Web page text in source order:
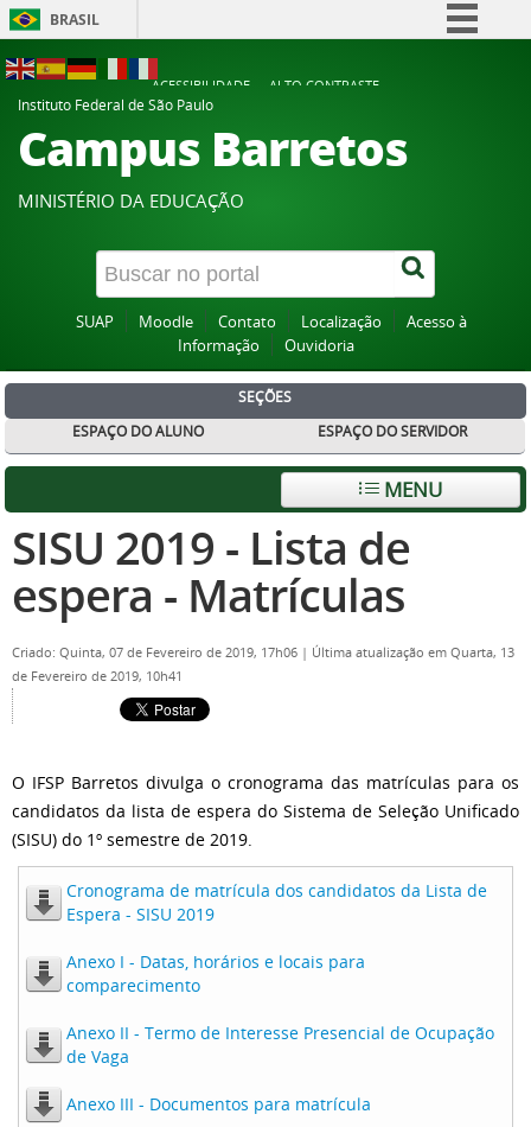
BRASIL
Participe
Acesso à informação
Canais
ACESSIBILIDADE
ALTO CONTRASTE
Instituto Federal de São Paulo
Campus Barretos
MINISTÉRIO DA EDUCAÇÃO
SUAP Moodle Contato Localização
Acesso à
Informação
Ouvidoria
SEÇÕES
ESPAÇO DO ALUNO
ESPAÇO DO SERVIDOR
MENU
SISU 2019 - Lista de
espera - Matrículas
Criado: Quinta, 07 de Fevereiro de 2019, 17h06 | Última atualização em Quarta, 13
de Fevereiro de 2019, 10h41
O IFSP Barretos divulga o cronograma das matrículas para os
candidatos da lista de espera do Sistema de Seleção Unificado
(SISU) do 1º semestre de 2019.
Cronograma de matrícula dos candidatos da Lista de
Espera - SISU 2019
Anexo I - Datas, horários e locais para
comparecimento
Anexo II - Termo de Interesse Presencial de Ocupação
de Vaga
Anexo III - Documentos para matrícula